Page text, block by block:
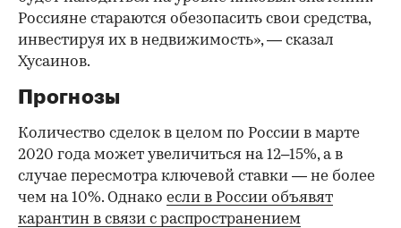
Россияне стараются обезопасить свои средства,
инвестируя их в недвижимость», — сказал
Хусаинов.
Прогнозы
Количество сделок в целом по России в марте
2020 года может увеличиться на 12–15%, а в
случае пересмотра ключевой ставки — не более
чем на 10%. Однако если в России объявят
карантин в связи с распространением